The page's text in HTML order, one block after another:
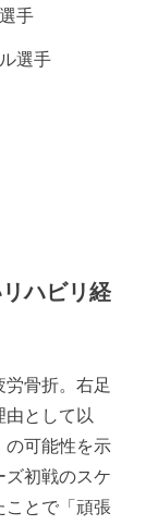
手
選手
ハビリ経
骨折。右足
として以
の可能性を示
ズ初戦のスケ
ことで「頑張